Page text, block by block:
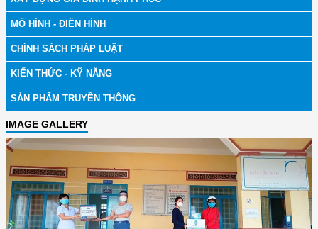
MÔ HÌNH - ĐIỂN HÌNH
CHÍNH SÁCH PHÁP LUẬT
KIẾN THỨC - KỸ NĂNG
SẢN PHẨM TRUYỀN THÔNG
IMAGE GALLERY